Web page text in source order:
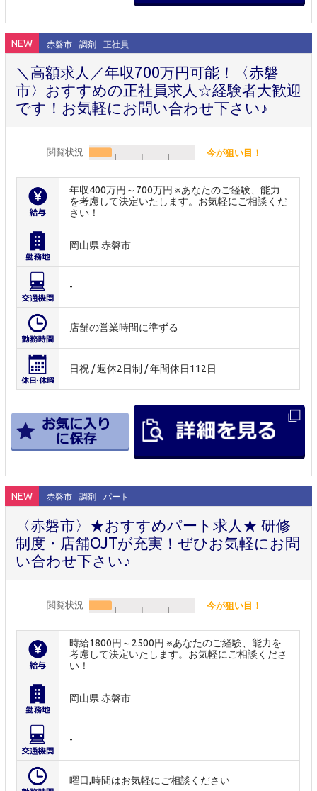
NEW 赤磐市 調剤 正社員
＼高額求人／年収700万円可能！〈赤磐
市〉おすすめの正社員求人☆経験者大歓迎
です！お気軽にお問い合わせ下さい♪
閲覧状況 今が狙い目！
年収400万円～700万円 ※あなたのご経験、能力
を考慮して決定いたします。お気軽にご相談くだ
さい！
岡山県 赤磐市
-
店舗の営業時間に準ずる
日祝 / 週休2日制 / 年間休日112日
NEW 赤磐市 調剤 パート
〈赤磐市〉★おすすめパート求人★ 研修
制度・店舗OJTが充実！ぜひお気軽にお問
い合わせ下さい♪
閲覧状況 今が狙い目！
時給1800円～2500円 ※あなたのご経験、能力を
考慮して決定いたします。お気軽にご相談くださ
い！
岡山県 赤磐市
-
曜日,時間はお気軽にご相談ください